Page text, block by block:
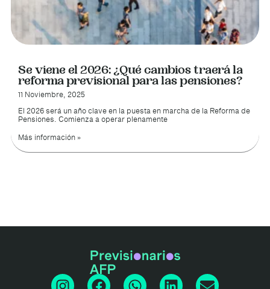
Se viene el 2026: ¿Qué cambios traerá la
reforma previsional para las pensiones?
11 Noviembre, 2025
El 2026 será un año clave en la puesta en marcha de la Reforma de
Pensiones. Comienza a operar plenamente
Más información »
I F W L E